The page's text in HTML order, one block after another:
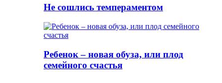
Не сошлись темпераментом
Ребенок – новая обуза, или плод
семейного счастья